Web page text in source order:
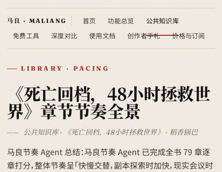
首页 功能总览
公共知识库
免费工具
深度对比 使用文档 创作者手札 价格与订阅
LIBRARY · PACING
《死亡回档，48小时拯救世
界》章节节奏全景
公共知识库 · 《死亡回档，48小时拯救世界》 · 稻香锅巴
马良节奏 Agent 总结：马良节奏 Agent 已完成全书 79 章逐
章打分，整体节奏呈「快慢交替，副本探索时加快，现实会议时